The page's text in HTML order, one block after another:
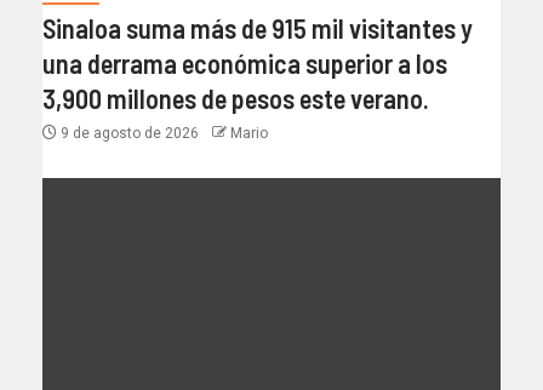
Sinaloa suma más de 915 mil visitantes y
una derrama económica superior a los
3,900 millones de pesos este verano.
9 de agosto de 2026 Mario